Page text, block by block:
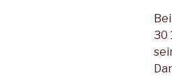
30